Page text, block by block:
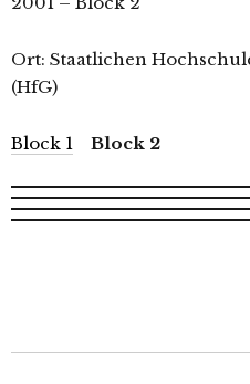
Ort: Staatlichen
(HfG)
Block 1 Block 2